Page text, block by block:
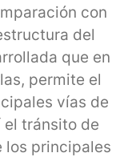
con
del
que en
permite el
vías de
tránsito de
los principales